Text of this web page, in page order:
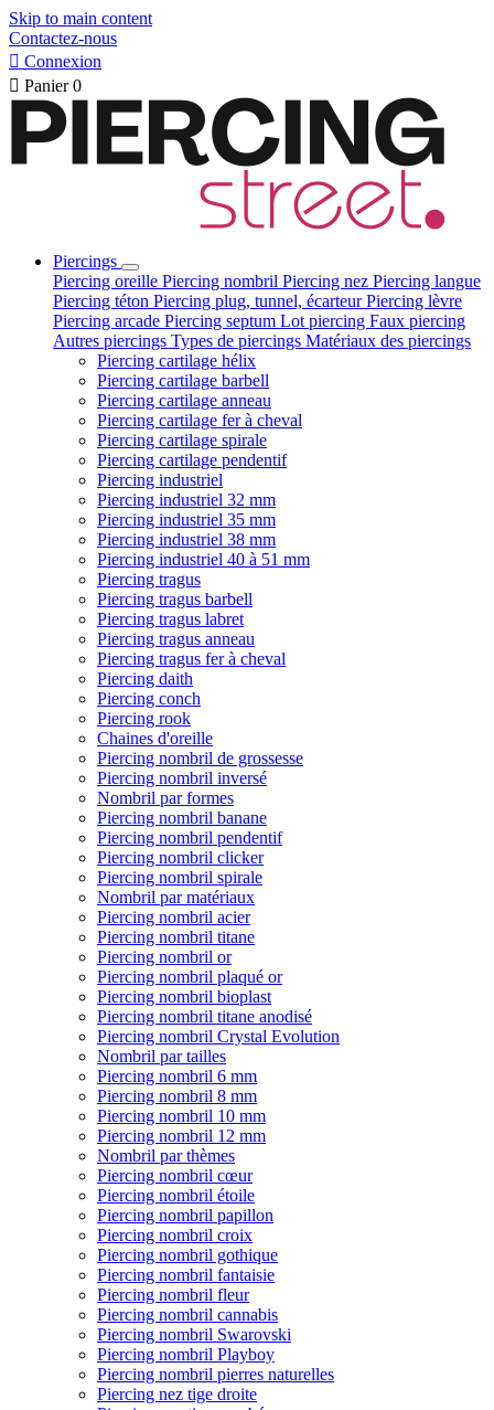
Skip to main content
Contactez-nous
 Connexion
 Panier 0
Piercings
Piercing oreille Piercing nombril Piercing nez Piercing langue
Piercing téton Piercing plug, tunnel, écarteurPiercing lèvre
Piercing arcade Piercing septum Lot piercing Faux piercing
Autres piercings Types de piercings Matériaux des piercings
Piercing cartilage hélix
Piercing cartilage barbell
Piercing cartilage anneau
Piercing cartilage fer à cheval
Piercing cartilage spirale
Piercing cartilage pendentif
Piercing industriel
Piercing industriel 32 mm
Piercing industriel 35 mm
Piercing industriel 38 mm
Piercing industriel 40 à 51 mm
Piercing tragus
Piercing tragus barbell
Piercing tragus labret
Piercing tragus anneau
Piercing tragus fer à cheval
Piercing daith
Piercing conch
Piercing rook
Chaines d'oreille
Piercing nombril de grossesse
Piercing nombril inversé
Nombril par formes
Piercing nombril banane
Piercing nombril pendentif
Piercing nombril clicker
Piercing nombril spirale
Nombril par matériaux
Piercing nombril acier
Piercing nombril titane
Piercing nombril or
Piercing nombril plaqué or
Piercing nombril bioplast
Piercing nombril titane anodisé
Piercing nombril Crystal Evolution
Nombril par tailles
Piercing nombril 6 mm
Piercing nombril 8 mm
Piercing nombril 10 mm
Piercing nombril 12 mm
Nombril par thèmes
Piercing nombril cœur
Piercing nombril étoile
Piercing nombril papillon
Piercing nombril croix
Piercing nombril gothique
Piercing nombril fantaisie
Piercing nombril fleur
Piercing nombril cannabis
Piercing nombril Swarovski
Piercing nombril Playboy
Piercing nombril pierres naturelles
Piercing nez tige droite